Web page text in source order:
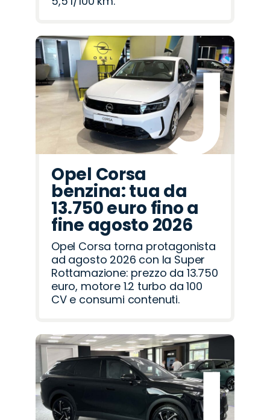
Opel Corsa
benzina: tua da
13.750 euro fino a
fine agosto 2026
Opel Corsa torna protagonista
ad agosto 2026 con la Super
Rottamazione: prezzo da 13.750
euro, motore 1.2 turbo da 100
CV e consumi contenuti.